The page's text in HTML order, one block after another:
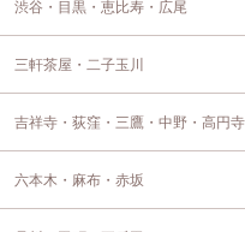
渋谷・目黒・恵比寿・広尾
三軒茶屋・二子玉川
吉祥寺・荻窪・三鷹・中野・高円寺
六本木・麻布・赤坂